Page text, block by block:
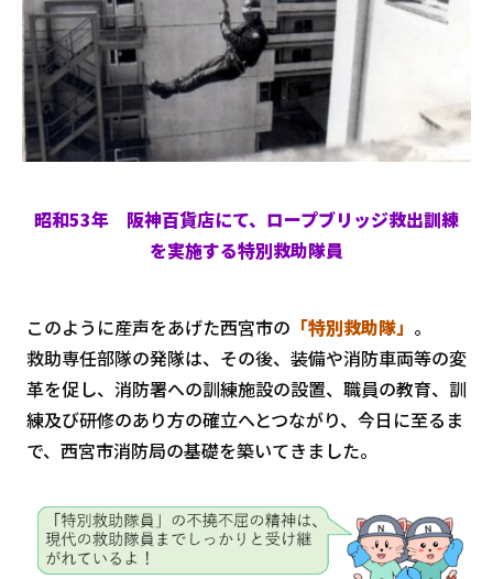
昭和53年 阪神百貨店にて、ロープブリッジ救出訓練
を実施する特別救助隊員
このように産声をあげた西宮市の 「特別救助隊」 。
救助専任部隊の発隊は、その後、装備や消防車両等の変
革を促し、消防署への訓練施設の設置、職員の教育、訓
練及び研修のあり方の確立へとつながり、今日に至るま
で、西宮市消防局の基礎を築いてきました。